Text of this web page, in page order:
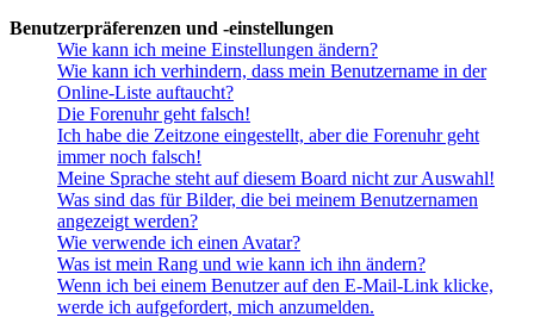
Benutzerpräferenzen und -einstellungen
Wie kann ich meine Einstellungen ändern?
Wie kann ich verhindern, dass mein Benutzername in der
Online-Liste auftaucht?
Die Forenuhr geht falsch!
Ich habe die Zeitzone eingestellt, aber die Forenuhr geht
immer noch falsch!
Meine Sprache steht auf diesem Board nicht zur Auswahl!
Was sind das für Bilder, die bei meinem Benutzernamen
angezeigt werden?
Wie verwende ich einen Avatar?
Was ist mein Rang und wie kann ich ihn ändern?
Wenn ich bei einem Benutzer auf den E-Mail-Link klicke,
werde ich aufgefordert, mich anzumelden.